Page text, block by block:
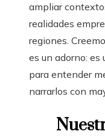
ampliar
realidades
regiones.
es un adorno:
para entender
narrarlos con